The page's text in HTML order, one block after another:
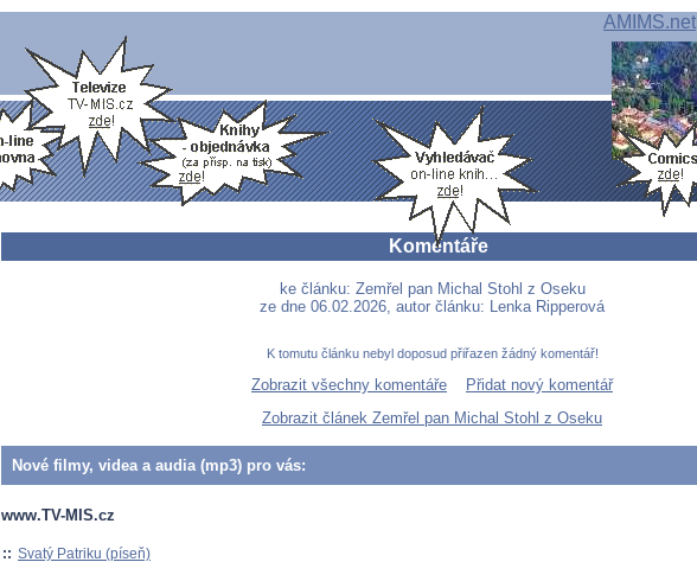
AMIMS.net
Komentáře
ke článku: Zemřel pan Michal Stohl z Oseku
ze dne 06.02.2026, autor článku: Lenka Ripperová
K tomutu článku nebyl doposud přiřazen žádný komentář!
Zobrazit všechny komentáře
Přidat nový komentář
Zobrazit článek Zemřel pan Michal Stohl z Oseku
Nové filmy, videa a audia (mp3) pro vás:
www.TV-MIS.cz
:: Svatý Patriku (píseň)